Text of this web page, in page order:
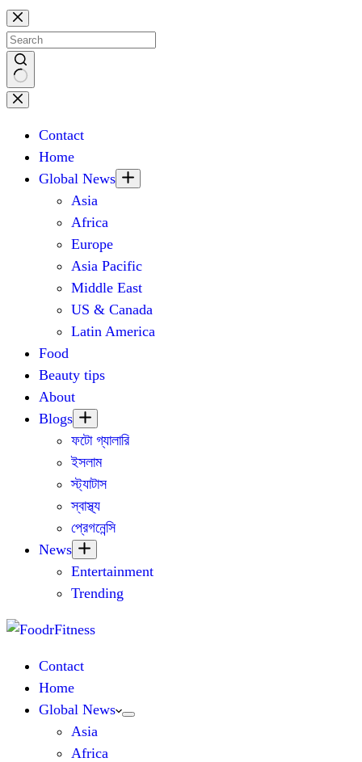
Skip
to
content
No
Contact
Home
Global News
Asia
Africa
Europe
Asia Pacific
Middle East
US & Canada
Latin America
Food
Beauty tips
About
Blogs
ফটো গ্যালারি
ইসলাম
স্ট্যাটাস
স্বাস্থ্য
প্রেগনেন্সি
News
Entertainment
Trending
Contact
Home
Global News
Asia
Africa